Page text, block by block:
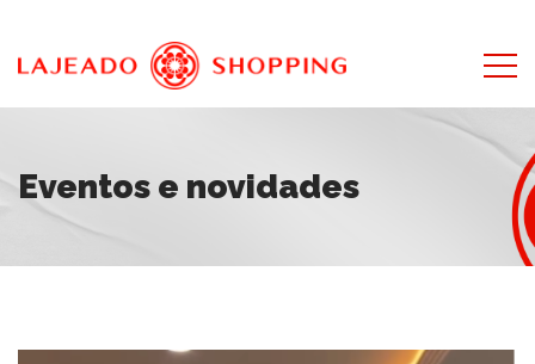
Eventos e novidades